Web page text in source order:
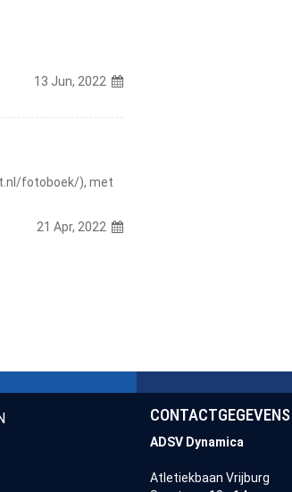
13 Jun, 2022
fotoboek/), met
21 Apr, 2022
CONTACTGEGEVENS
ADSV Dynamica
Atletiekbaan Vrijburg